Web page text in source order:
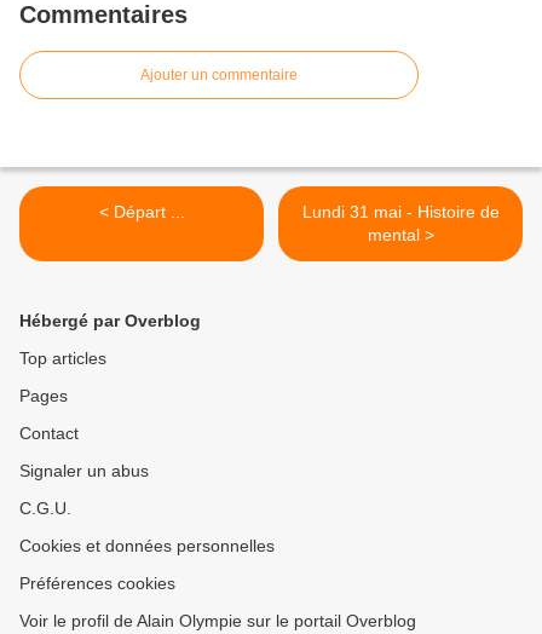
Commentaires
Ajouter un commentaire
< Départ ...
Lundi 31 mai - Histoire de
mental >
Hébergé par Overblog
Top articles
Pages
Contact
Signaler un abus
C.G.U.
Cookies et données personnelles
Préférences cookies
Voir le profil de Alain Olympie sur le portail Overblog